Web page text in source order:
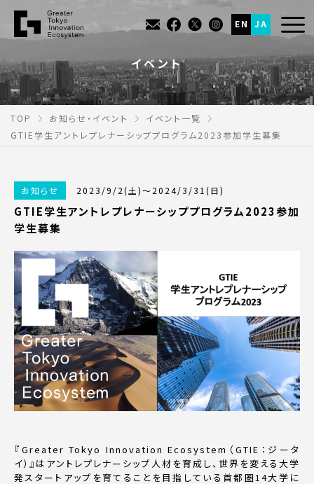
EN JA
イベント
TOP お知らせ・イベント
イベント一覧
GTIE学生アントレプレナーシッププログラム2023参加学生募集
お知らせ 2023/9/2(土)～2024/3/31(日)
GTIE学生アントレプレナーシッププログラム2023参加
学生募集
『 Greater Tokyo Innovation Ecosystem （GTIE ：ジータ
イ）』はアントレプレナーシップ人材を育成し、世界を変える大学
発スタートアップを育てることを目指している首都圏14大学に